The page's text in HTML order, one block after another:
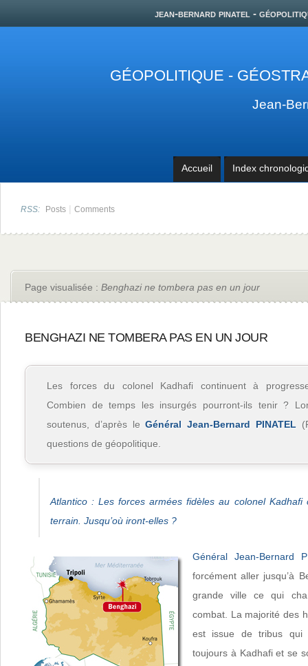
jean-bernard pinatel -
GÉOPOLITIQUE -
Jean-
Accueil Index
RSS: Posts | Comments
Page visualisée : Benghazi ne tombera pas en un jour
BENGHAZI NE TOMBERA PAS EN UN JOUR
Les forces du colonel Kadhafi continuent à
Combien de temps les insurgés pourront-ils tenir ?
soutenus, d’après leGénéral Jean-Bernard PINATEL
questions de géopolitique.
Atlantico : Les forces armées fidèles au colonel Kadhafi
terrain. Jusqu’où iront-elles ?
Général Jean-Bernard
forcément aller jusqu’à
grande ville ce qui
combat. La majorité des
est issue de tribus qui
toujours à Kadhafi et se